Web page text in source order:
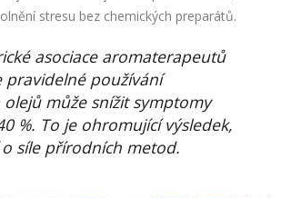
stresu bez chemických preparátů.
asociace aromaterapeutů
pravidelné používání
olejů může snížit symptomy
%. To je ohromující výsledek,
síle přírodních metod.